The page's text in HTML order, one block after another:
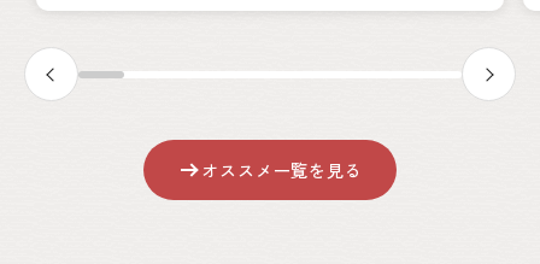
オススメ一覧を見る